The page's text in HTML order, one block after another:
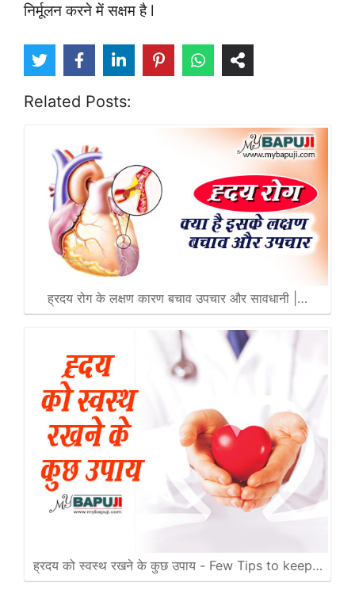
निर्मूलन करने में सक्षम है l
Related Posts:
ह्रदय रोग के लक्षण कारण बचाव उपचार और सावधानी |…
ह्रदय को स्वस्थ रखने के कुछ उपाय - Few Tips to keep…